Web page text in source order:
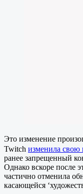
Это изменение
Twitch изменила свою
ранее запрещенный
Однако вскоре после
частично отменила
касающейся